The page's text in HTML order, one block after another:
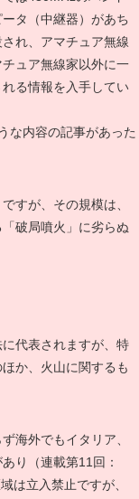
タ（中継器）があち
れ、アマチュア無線
ュア無線家以外に一
る情報を入手してい
な内容の記事があった
すが、その規模は、
破局噴火」に劣らぬ
代表されますが、特
か、火山に関するも
海外でもイタリア、
り（連載第11回：
は立入禁止ですが、